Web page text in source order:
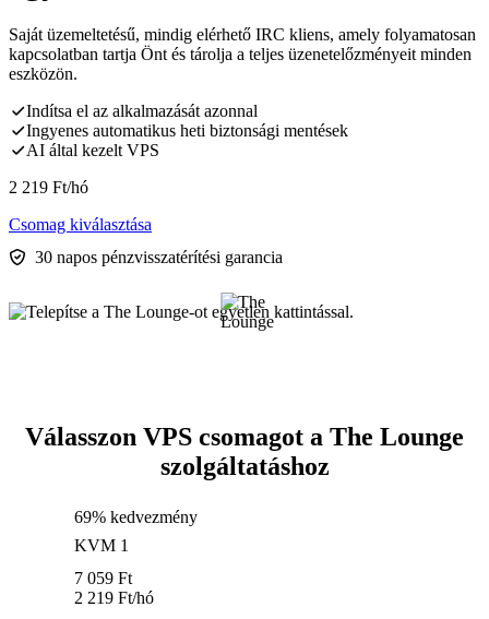
Saját üzemeltetésű, mindig elérhető IRC kliens, amely folyamatosan
kapcsolatban tartja Önt és tárolja a teljes üzenetelőzményeit minden
eszközön.
Indítsa el az alkalmazását azonnal
Ingyenes automatikus heti biztonsági mentések
AI által kezelt VPS
2 219 Ft/hó
Csomag kiválasztása
30 napos pénzvisszatérítési garancia
Válasszon VPS csomagot a The Lounge
szolgáltatáshoz
69% kedvezmény
KVM 1
7 059 Ft
2 219 Ft/hó